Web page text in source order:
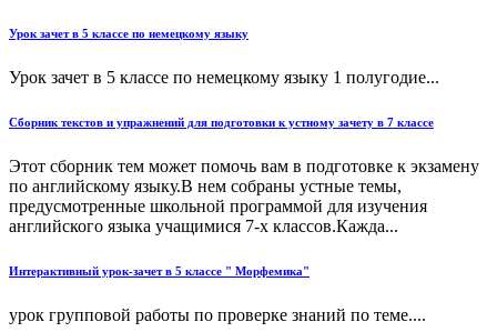
Урок зачет в 5 классе по немецкому языку
Урок зачет в 5 классе по немецкому языку 1 полугодие...
Сборник текстов и упражнений для подготовки к устному зачету в 7 классе
Этот сборник тем может помочь вам в подготовке к экзамену
по английскому языку.В нем собраны устные темы,
предусмотренные школьной программой для изучения
английского языка учащимися 7-х классов.Кажда...
Интерактивный урок-зачет в 5 классе " Морфемика"
урок групповой работы по проверке знаний по теме....